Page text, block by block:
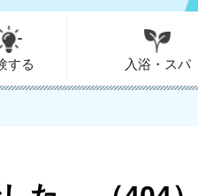
する 入浴・スパ